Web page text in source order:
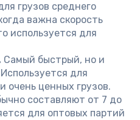
грузов среднего
важна скорость
используется для
Самый быстрый, но и
для
очень ценных грузов.
составляют от 7 до
для оптовых партий